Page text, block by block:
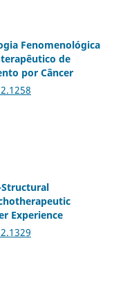
Fenomenológica
de
por Câncer
Experience